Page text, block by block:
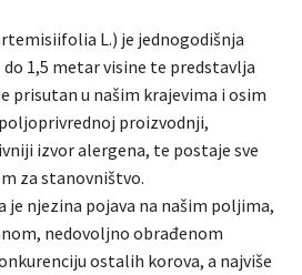
L.) je jednogodišnja
1,5 metar visine te predstavlja
prisutan u našim krajevima i osim
proizvodnji,
izvor alergena, te postaje sve
za stanovništvo.
je njezina pojava na našim poljima,
nedovoljno obrađenom
ostalih korova, a najviše